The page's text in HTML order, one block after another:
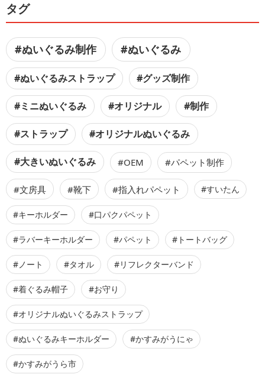
タグ
#ぬいぐるみ制作 #ぬいぐるみ
#ぬいぐるみストラップ #グッズ制作
#ミニぬいぐるみ #オリジナル #制作
#ストラップ #オリジナルぬいぐるみ
#大きいぬいぐるみ #OEM #パペット制作
#文房具 #靴下 #指入れパペット #すいたん
#キーホルダー #口パクパペット
#ラバーキーホルダー #パペット #トートバッグ
#ノート #タオル #リフレクターバンド
#着ぐるみ帽子 #お守り
#オリジナルぬいぐるみストラップ
#ぬいぐるみキーホルダー #かすみがうにゃ
#かすみがうら市